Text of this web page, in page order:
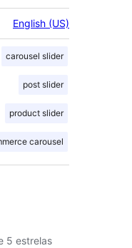
English (US)
carousel slider
post slider
product slider
carousel
5 estrelas